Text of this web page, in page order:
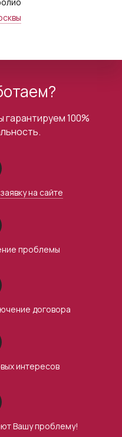
100%
заявку на сайте
проблемы
договора
интересов
Вашу проблему!